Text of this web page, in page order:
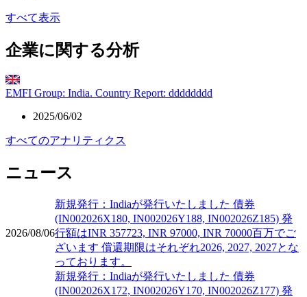
すべて表示
企業に関する分析
EMFI Group: India. Country Report: dddddddd
2025/06/02
すべてのアナリティクス
ニュース
2026/08/06
新規発行：Indiaが発行いたしました 債券
(IN002026X180, IN002026Y188, IN002026Z185) 発
行額はINR 357723, INR 97000, INR 70000百万でご
ざいます 償還期限はそれぞれ2026, 2027, 2027とな
っております。
新規発行：Indiaが発行いたしました 債券
(IN002026X172, IN002026Y170, IN002026Z177) 発